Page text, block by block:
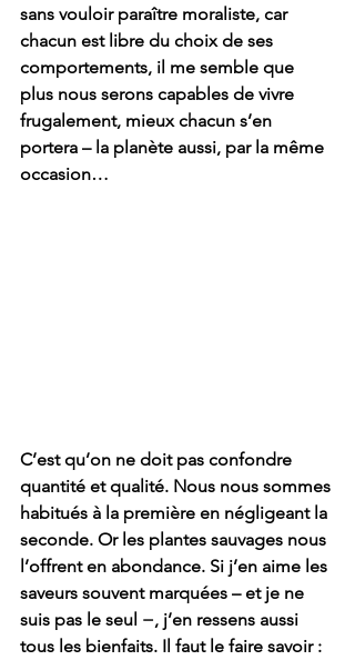
sans vouloir paraître moraliste, car
chacun est libre du choix de ses
comportements, il me semble que
plus nous serons capables de vivre
frugalement, mieux chacun s’en
portera – la planète aussi, par la même
occasion…
C’est qu’on ne doit pas confondre
quantité et qualité. Nous nous sommes
habitués à la première en négligeant la
seconde. Or les plantes sauvages nous
l’offrent en abondance. Si j’en aime les
saveurs souvent marquées – et je ne
suis pas le seul −, j’en ressens aussi
tous les bienfaits. Il faut le faire savoir :